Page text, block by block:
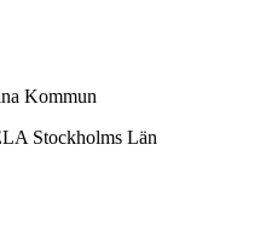
Kommun
Stockholms Län